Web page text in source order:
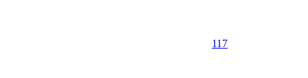
117